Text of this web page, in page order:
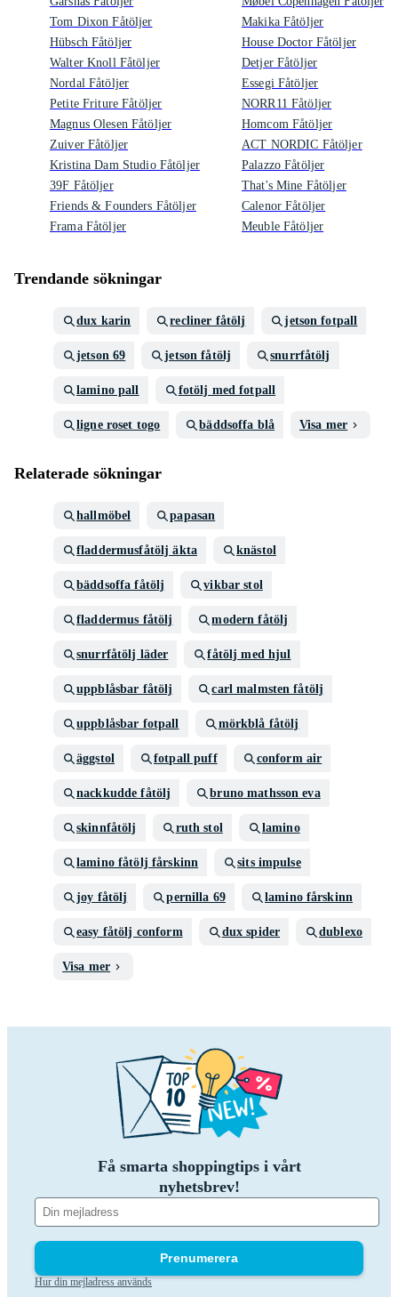
Tom Dixon Fåtöljer
Hübsch Fåtöljer
Walter Knoll Fåtöljer
Nordal Fåtöljer
Petite Friture Fåtöljer
Magnus Olesen Fåtöljer
Zuiver Fåtöljer
Kristina Dam Studio Fåtöljer
39F Fåtöljer
Friends & Founders Fåtöljer
Frama Fåtöljer
Makika Fåtöljer
House Doctor Fåtöljer
Detjer Fåtöljer
Essegi Fåtöljer
NORR11 Fåtöljer
Homcom Fåtöljer
ACT NORDIC Fåtöljer
Palazzo Fåtöljer
That's Mine Fåtöljer
Calenor Fåtöljer
Meuble Fåtöljer
Trendande sökningar
dux karin recliner fåtölj jetson fotpall
jetson 69 jetson fåtölj snurrfåtölj
lamino pall fotölj med fotpall
ligne roset togo bäddsoffa blå Visa mer
Relaterade sökningar
hallmöbel papasan
fladdermusfåtölj äkta knästol
bäddsoffa fåtölj vikbar stol
fladdermus fåtölj modern fåtölj
snurrfåtölj läder fåtölj med hjul
uppblåsbar fåtölj carl malmsten fåtölj
uppblåsbar fotpall mörkblå fåtölj
äggstol fotpall puff conform air
nackkudde fåtölj bruno mathsson eva
skinnfåtölj ruth stol lamino
lamino fåtölj fårskinn sits impulse
joy fåtölj pernilla 69 lamino fårskinn
easy fåtölj conform dux spider dublexo
Visa mer
Få smarta shoppingtips i vårt
nyhetsbrev!
Prenumerera
Hur din mejladress används